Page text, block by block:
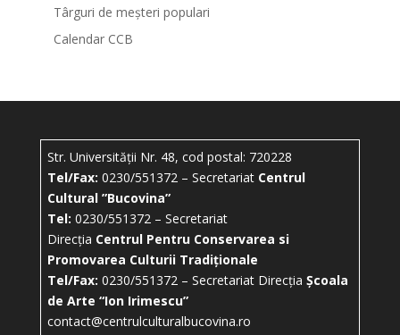
Târguri de meșteri populari
Calendar CCB
Str. Universității Nr. 48, cod postal: 720228
Tel/Fax: 0230/551372 – Secretariat Centrul
Cultural ”Bucovina”
Tel: 0230/551372 – Secretariat
Direcția Centrul Pentru Conservarea si
Promovarea Culturii Tradiționale
Tel/Fax: 0230/551372 – Secretariat Direcția Școala
de Arte “Ion Irimescu”
contact@centrulculturalbucovina.ro